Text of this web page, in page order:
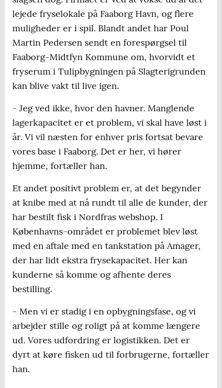
lejede fryselokale på Faaborg Havn, og flere
muligheder er i spil. Blandt andet har Poul
Martin Pedersen sendt en forespørgsel til
Faaborg-Midtfyn Kommune om, hvorvidt et
fryserum i Tulipbygningen på Slagterigrunden
kan blive vakt til live igen.
- Jeg ved ikke, hvor den havner. Manglende
lagerkapacitet er et problem, vi skal have løst i
år. Vi vil næsten for enhver pris fortsat bevare
vores base i Faaborg. Det er her, vi hører
hjemme, fortæller han.
Et andet positivt problem er, at det begynder
at knibe med at nå rundt til alle de kunder, der
har bestilt fisk i Nordfras webshop. I
Københavns-området er problemet blev løst
med en aftale med en tankstation på Amager,
der har lidt ekstra frysekapacitet. Her kan
kunderne så komme og afhente deres
bestilling.
- Men vi er stadig i en opbygningsfase, og vi
arbejder stille og roligt på at komme længere
ud. Vores udfordring er logistikken. Det er
dyrt at køre fisken ud til forbrugerne, fortæller
han.